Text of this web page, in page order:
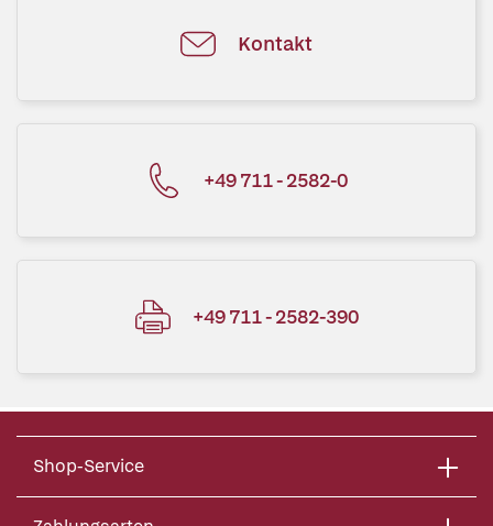
Kontakt
+49 711 - 2582-0
+49 711 - 2582-390
Shop-Service